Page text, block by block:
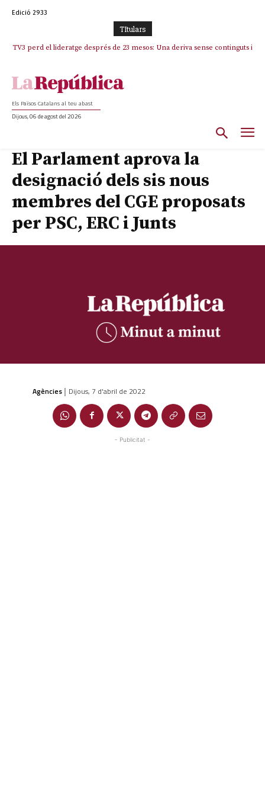
Edició 2933
TItulars
TV3 perd el lideratge després de 23 mesos: Una deriva sense continguts i
Els Països Catalans al teu abast
Dijous, 06 de agost del 2026
El Parlament aprova la
designació dels sis nous
membres del CGE proposats
per PSC, ERC i Junts
Agències | Dijous, 7 d'abril de 2022
- Publicitat -